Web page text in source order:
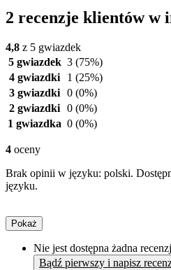
2 recenzje klientów w
4,8 z 5 gwiazdek
5 gwiazdek 3 (75%)
4 gwiazdki
1 (25%)
3 gwiazdki 0 (0%)
2 gwiazdki 0 (0%)
1 gwiazdka 0 (0%)
4 oceny
Brak opinii w języku: polski.
języku.
Pokaż
Nie jest dostępna żadna
Bądź pierwszy i napisz